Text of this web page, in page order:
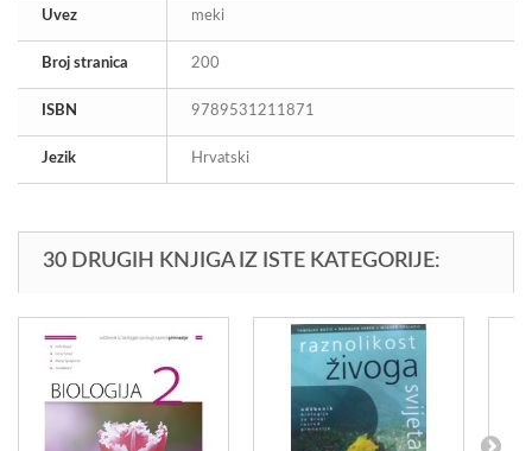
Uvez meki
Broj stranica 200
ISBN 9789531211871
Jezik Hrvatski
30 DRUGIH KNJIGA IZ ISTE KATEGORIJE: